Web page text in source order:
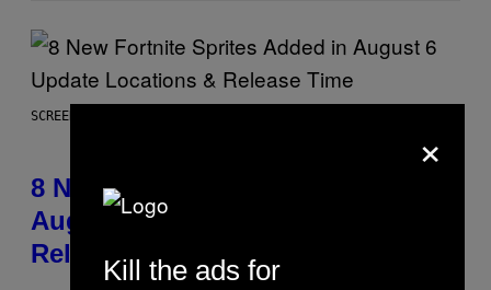
SCREENSHOT: EPIC GAMES
8 New Fortnite Sprites Added in
August 6 Update – Locations &
Release Time
×
Kill the ads for